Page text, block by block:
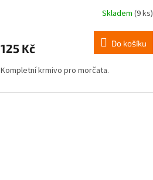
Skladem (9 ks)
125 Kč Do košíku
Kompletní krmivo pro morčata.